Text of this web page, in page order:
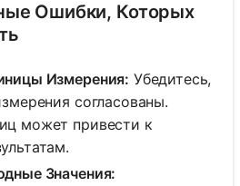
Ошибки, Которых
Измерения: Убедитесь,
согласованы.
может привести к
Значения: